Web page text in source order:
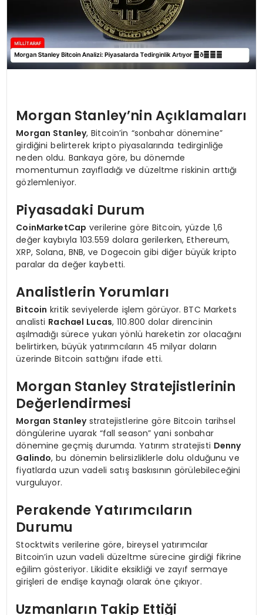
Morgan Stanley’nin Açıklamaları
Morgan Stanley, Bitcoin’in “sonbahar dönemine”
girdiğini belirterek kripto piyasalarında tedirginliğe
neden oldu. Bankaya göre, bu dönemde
momentumun zayıfladığı ve düzeltme riskinin arttığı
gözlemleniyor.
Piyasadaki Durum
CoinMarketCap verilerine göre Bitcoin, yüzde 1,6
değer kaybıyla 103.559 dolara gerilerken, Ethereum,
XRP, Solana, BNB, ve Dogecoin gibi diğer büyük kripto
paralar da değer kaybetti.
Analistlerin Yorumları
Bitcoin kritik seviyelerde işlem görüyor. BTC Markets
analisti Rachael Lucas, 110.800 dolar direncinin
aşılmadığı sürece yukarı yönlü hareketin zor olacağını
belirtirken, büyük yatırımcıların 45 milyar doların
üzerinde Bitcoin sattığını ifade etti.
Morgan Stanley Stratejistlerinin
Değerlendirmesi
Morgan Stanleystratejistlerine göre Bitcoin tarihsel
döngülerine uyarak “fall season” yani sonbahar
dönemine geçmiş durumda. Yatırım stratejisti Denny
Galindo, bu dönemin belirsizliklerle dolu olduğunu ve
fiyatlarda uzun vadeli satış baskısının görülebileceğini
vurguluyor.
Perakende Yatırımcıların
Durumu
Stocktwits verilerine göre, bireysel yatırımcılar
Bitcoin’in uzun vadeli düzeltme sürecine girdiği fikrine
eğilim gösteriyor. Likidite eksikliği ve zayıf sermaye
girişleri de endişe kaynağı olarak öne çıkıyor.
Uzmanların Takip Ettiği